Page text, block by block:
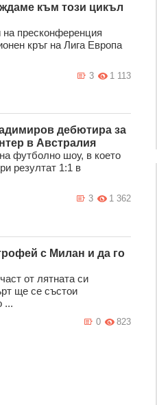
към този цикъл
пресконференция
кръг на Лига Европа
1 113
3
дебютира за
в Австралия
футболно шоу, в което
резултат 1:1 в
1 362
3
с Милан и да го
от лятната си
ще се състои
...
823
0